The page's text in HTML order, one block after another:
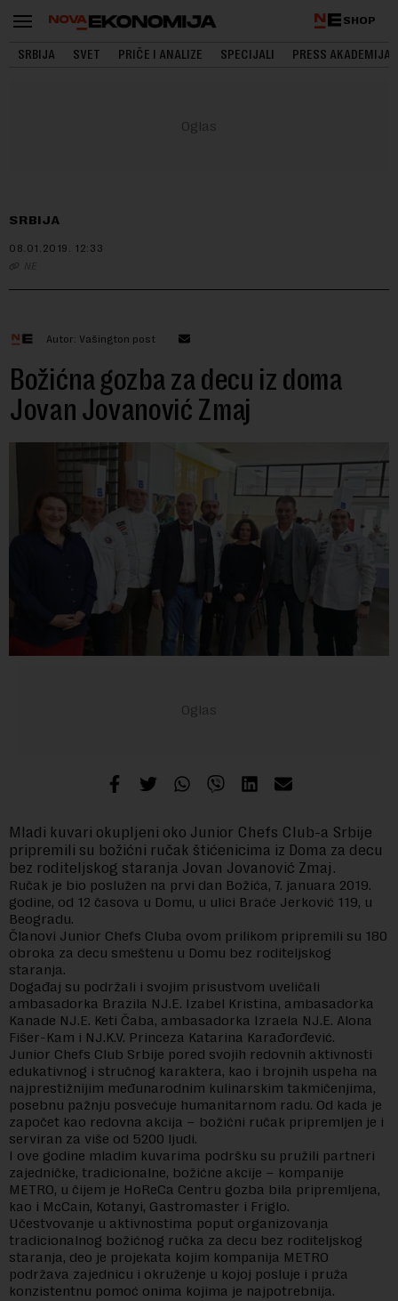
SHOP
SRBIJA SVET PRIČE I ANALIZE SPECIJALI PRESS AKADEMIJA
SRBIJA
08.01.2019. 12:33
NE
Autor: Vašington post
Božićna gozba za decu iz doma
Jovan Jovanović Zmaj
Mladi kuvari okupljeni oko Junior Chefs Club-a Srbije
pripremili su božićni ručak štićenicima iz Doma za decu
bez roditeljskog staranja Jovan Jovanović Zmaj.
Ručak je bio poslužen na prvi dan Božića, 7. januara 2019.
godine, od 12 časova u Domu, u ulici Braće Jerković 119, u
Beogradu.
Članovi Junior Chefs Cluba ovom prilikom pripremili su 180
obroka za decu smeštenu u Domu bez roditeljskog
staranja.
Događaj su podržali i svojim prisustvom uveličali
ambasadorka Brazila NJ.E. Izabel Kristina, ambasadorka
Kanade NJ.E. Keti Čaba, ambasadorka Izraela NJ.E. Alona
Fišer-Kam i NJ.K.V. Princeza Katarina Karađorđević.
Junior Chefs Club Srbije pored svojih redovnih aktivnosti
edukativnog i stručnog karaktera, kao i brojnih uspeha na
najprestižnijim međunarodnim kulinarskim takmičenjima,
posebnu pažnju posvećuje humanitarnom radu. Od kada je
započet kao redovna akcija – božićni ručak pripremljen je i
serviran za više od 5200 ljudi.
I ove godine mladim kuvarima podršku su pružili partneri
zajedničke, tradicionalne, božićne akcije – kompanije
METRO, u čijem je HoReCa Centru gozba bila pripremljena,
kao i McCain, Kotanyi, Gastromaster i Friglo.
Učestvovanje u aktivnostima poput organizovanja
tradicionalnog božićnog ručka za decu bez roditeljskog
staranja, deo je projekata kojim kompanija METRO
podržava zajednicu i okruženje u kojoj posluje i pruža
konzistentnu pomoć onima kojima je najpotrebnija.